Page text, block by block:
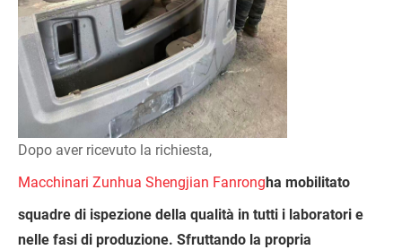
Dopo aver ricevuto la richiesta,
Macchinari Zunhua Shengjian Fanrong ha mobilitato
squadre di ispezione della qualità in tutti i laboratori e
nelle fasi di produzione. Sfruttando la propria